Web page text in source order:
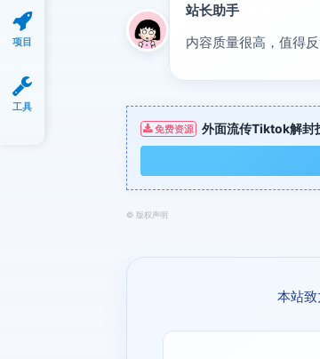
站长助手
内容质量很高，值得反
免费资源 外面流传Tiktok解封
© 版权声明
本站
项目
工具